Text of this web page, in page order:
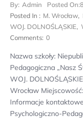
By: Admin Posted On:
Posted In : M. Wrocław,
WOJ. DOLNOŚLĄSKIE,
Comments: 0
Nazwa szkoły:
Pedagogiczna „Nasz
WOJ.
Wrocław
Informacje
Psychologiczno-